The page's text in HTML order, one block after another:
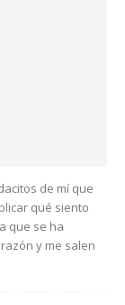
de mí que
qué siento
que se ha
y me salen